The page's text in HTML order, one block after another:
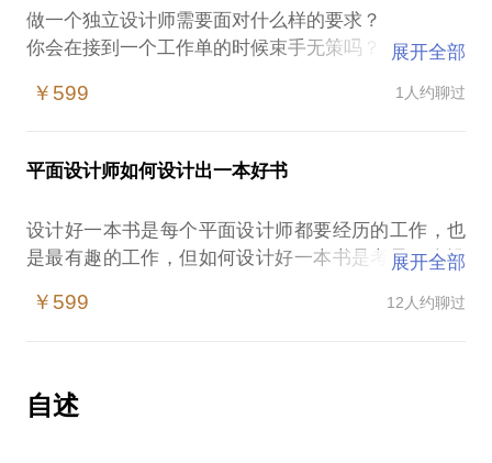
做一个独立设计师需要面对什么样的要求？
你会在接到一个工作单的时候束手无策吗？
你觉得设计师工作的时间是什么时候？
有教导和提问的限制，我们就是一起讲讲设计工作中
展开全部
￥599 1人约聊过
平面设计师如何设计出一本好书
设计好一本书是每个平面设计师都要经历的工作，也
是最有趣的工作，但如何设计好一本书是考量一个设
在这样的情况下，初入行的设计师或艺术院校的平面
如何有效完成好一个设计项目？究竟谁的意见更重
要？
展开全部
￥599 12人约聊过
自述